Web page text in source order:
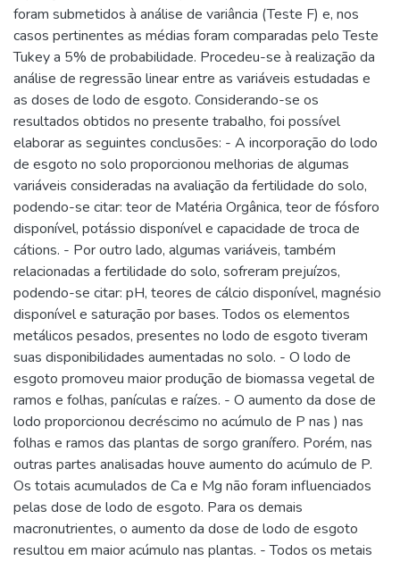
foram submetidos à análise de variância (Teste F) e, nos
casos pertinentes as médias foram comparadas pelo Teste
Tukey a 5% de probabilidade. Procedeu-se à realização da
análise de regressão linear entre as variáveis estudadas e
as doses de lodo de esgoto. Considerando-se os
resultados obtidos no presente trabalho, foi possível
elaborar as seguintes conclusões: - A incorporação do lodo
de esgoto no solo proporcionou melhorias de algumas
variáveis consideradas na avaliação da fertilidade do solo,
podendo-se citar: teor de Matéria Orgânica, teor de fósforo
disponível, potássio disponível e capacidade de troca de
cátions. - Por outro lado, algumas variáveis, também
relacionadas a fertilidade do solo, sofreram prejuízos,
podendo-se citar: pH, teores de cálcio disponível, magnésio
disponível e saturação por bases. Todos os elementos
metálicos pesados, presentes no lodo de esgoto tiveram
suas disponibilidades aumentadas no solo. - O lodo de
esgoto promoveu maior produção de biomassa vegetal de
ramos e folhas, panículas e raízes. - O aumento da dose de
lodo proporcionou decréscimo no acúmulo de P nas ) nas
folhas e ramos das plantas de sorgo granífero. Porém, nas
outras partes analisadas houve aumento do acúmulo de P.
Os totais acumulados de Ca e Mg não foram influenciados
pelas dose de lodo de esgoto. Para os demais
macronutrientes, o aumento da dose de lodo de esgoto
resultou em maior acúmulo nas plantas. - Todos os metais